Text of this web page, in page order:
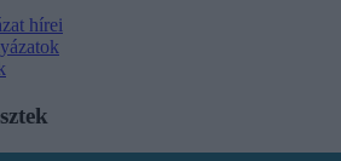
hírei